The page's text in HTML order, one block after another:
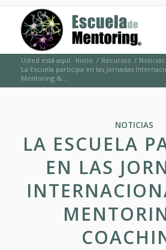
Usted está aquí: Inicio / Recursos / Noticias
La Escuela participa en las Jornadas
Mentoring &...
NOTICIAS
LA ESCUELA
EN LAS